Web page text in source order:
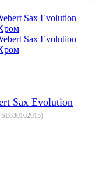
Sax Evolution
SE830102015)